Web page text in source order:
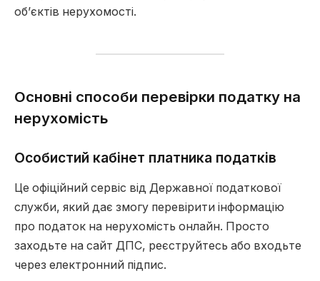
об’єктів нерухомості.
Основні способи перевірки податку на
нерухомість
Особистий кабінет платника податків
Це офіційний сервіс від Державної податкової
служби, який дає змогу перевірити інформацію
про податок на нерухомість онлайн. Просто
заходьте на сайт ДПС, реєструйтесь або входьте
через електронний підпис.